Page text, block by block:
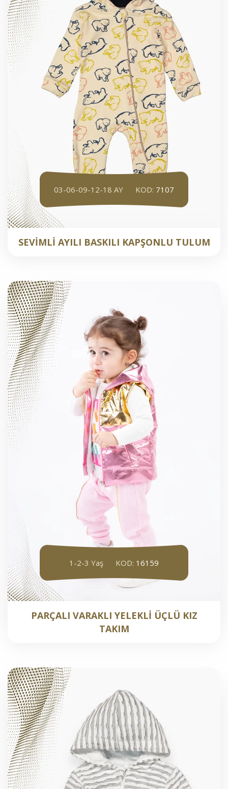
03-06-09-12-18 AY KOD: 7107
SEVİMLİ AYILI BASKILI KAPŞONLU TULUM
1-2-3 Yaş KOD: 16159
PARÇALI VARAKLI YELEKLİ ÜÇLÜ KIZ
TAKIM